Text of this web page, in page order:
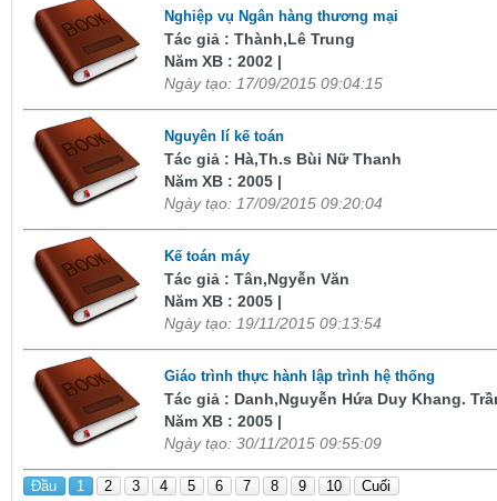
Nghiệp vụ Ngân hàng thương mại
Tác giả : Thành,Lê Trung
Năm XB : 2002 |
Ngày tạo: 17/09/2015 09:04:15
Nguyên lí kế toán
Tác giả : Hà,Th.s Bùi Nữ Thanh
Năm XB : 2005 |
Ngày tạo: 17/09/2015 09:20:04
Kế toán máy
Tác giả : Tân,Ngyễn Văn
Năm XB : 2005 |
Ngày tạo: 19/11/2015 09:13:54
Giáo trình thực hành lập trình hệ thống
Tác giả : Danh,Nguyễn Hứa Duy Khang.
Năm XB : 2005 |
Ngày tạo: 30/11/2015 09:55:09
Đầu 1 2 3 4 5 6 7 8 9 10 Cuối